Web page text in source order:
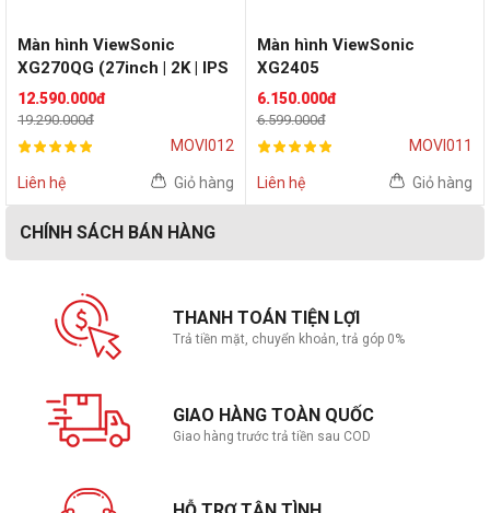
Màn hình ViewSonic
XG270QG (27inch | 2K | IPS
| 165Hz | G-Sync | Flat)
12.590.000đ
19.290.000đ
MOVI012
Liên hệ Giỏ hàng
Màn hình ViewSonic
XG2405
(24inch/FHD/IPS/144Hz/Fr
eeSync)
6.150.000đ
6.599.000đ
MOVI011
Liên hệ Giỏ hàng
CHÍNH SÁCH BÁN HÀNG
THANH TOÁN TIỆN LỢI
Trả tiền mặt, chuyển khoản, trả góp 0%
GIAO HÀNG TOÀN QUỐC
Giao hàng trước trả tiền sau COD